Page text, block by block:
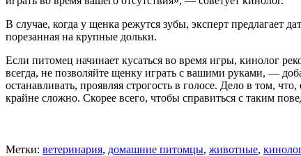
В случае, когда у щенка режутся зубы, эксперт предлагает
порезанная на крупные дольки.
Если питомец начинает кусаться во время игры, кинолог
всегда, не позволяйте щенку играть с вашими руками, —
останавливать, проявляя строгость в голосе. Дело в том,
крайне сложно. Скорее всего, чтобы справиться с таким
Метки: ветеринария, домашние питомцы, животные,